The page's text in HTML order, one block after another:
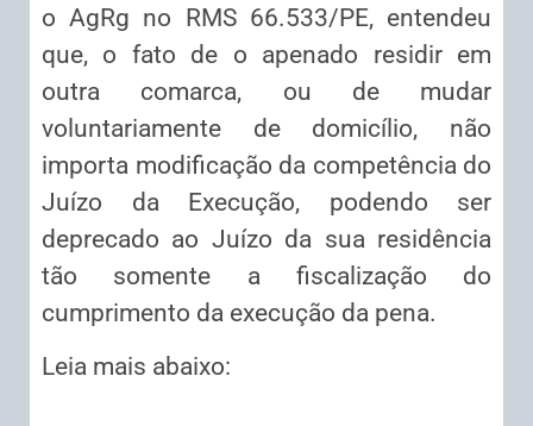
o AgRg no RMS 66.533/PE, entendeu
que, o fato de o apenado residir em
outra comarca, ou de mudar
voluntariamente de domicílio, não
importa modificação da competência do
Juízo da Execução, podendo ser
deprecado ao Juízo da sua residência
tão somente a fiscalização do
cumprimento da execução da pena.
Leia mais abaixo: